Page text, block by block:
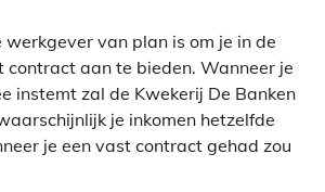
van plan is om je in de
contract aan te bieden. Wanneer je
instemt zal de Kwekerij De Banken
je inkomen hetzelfde
je een vast contract gehad zou